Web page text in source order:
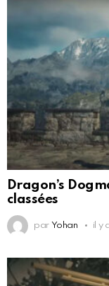
Dragon’s
classées
par Yohan il y